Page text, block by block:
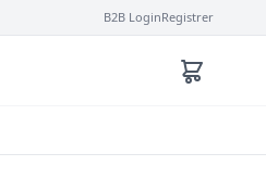
B2B LoginRegistrer